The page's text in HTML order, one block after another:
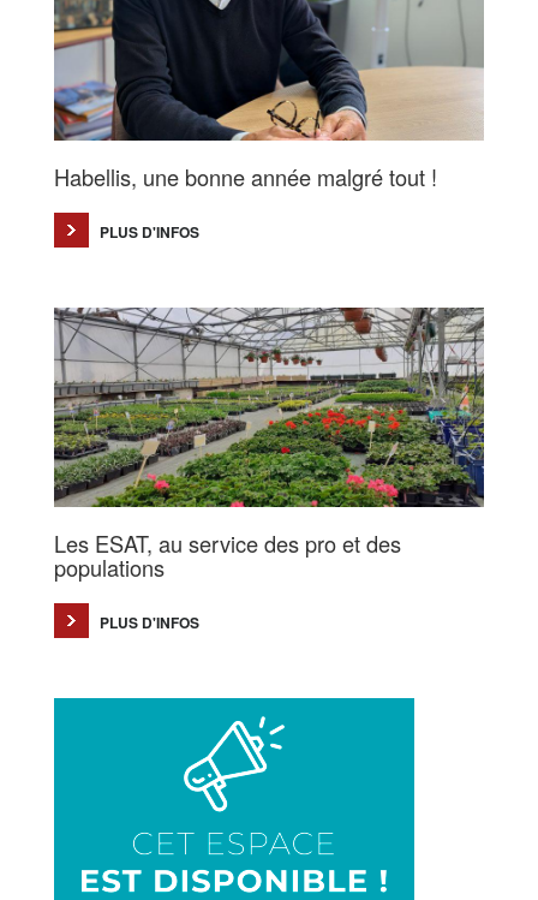
Habellis, une bonne année malgré tout !
PLUS D'INFOS
Les ESAT, au service des pro et des
populations
PLUS D'INFOS